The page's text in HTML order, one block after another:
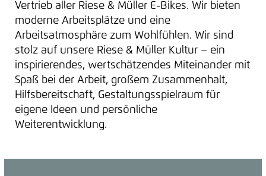
Vertrieb aller Riese & Müller E-Bikes. Wir bieten
moderne Arbeitsplätze und eine
Arbeitsatmosphäre zum Wohlfühlen. Wir sind
stolz auf unsere Riese & Müller Kultur – ein
inspirierendes, wertschätzendes Miteinander mit
Spaß bei der Arbeit, großem Zusammenhalt,
Hilfsbereitschaft, Gestaltungsspielraum für
eigene Ideen und persönliche
Weiterentwicklung.